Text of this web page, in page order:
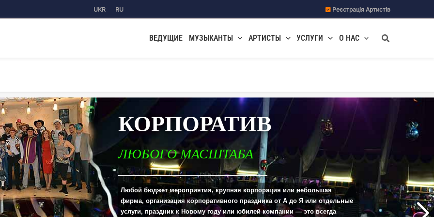
UKR RU Реєстрація Артистів
ВЕДУЩИЕ МУЗЫКАНТЫ АРТИСТЫ УСЛУГИ О НАС Поиск
КОРПОРАТИВ
ЛЮБОГО МАСШТАБА
_____________________________________________________________________________
Любой бюджет мероприятия, крупная корпорация или небольшая
фирма, организация корпоративного праздника от А до Я или отдельные
услуги, праздник к Новому году или юбилей компании — это всегда